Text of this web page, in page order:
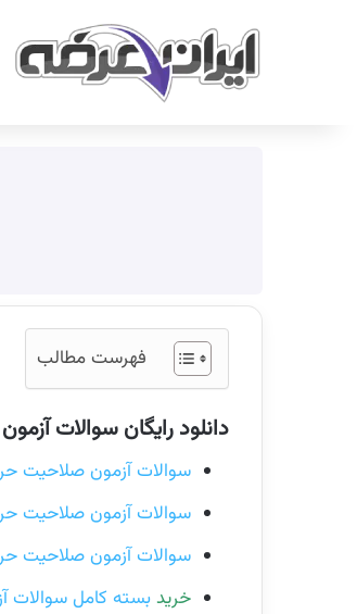
فهرست مطالب
دانلود رایگان سوالات
سوالات آزمون صلاحیت
سوالات آزمون صلاحیت
سوالات آزمون صلاحیت
خریدبسته کامل سوالات